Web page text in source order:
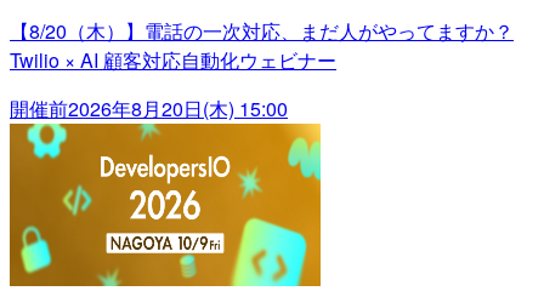
【8/20（木）】電話の一次対応、まだ人がやってますか？
Twilio × AI 顧客対応自動化ウェビナー
開催前2026年8月20日(木) 15:00